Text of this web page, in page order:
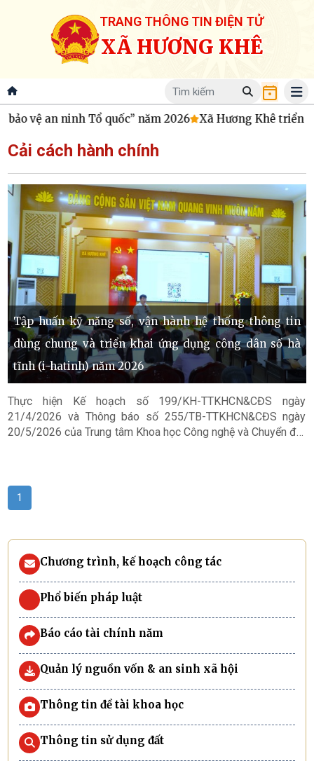
TRANG THÔNG TIN ĐIỆN TỬ
XÃ HƯƠNG KHÊ
vệ an ninh Tổ quốc” năm 2026 Xã Hương Khê triển
Cải cách hành chính
Tập huấn kỹ năng số, vận hành hệ thống thông tin
dùng chung và triển khai ứng dụng công dân số hà
tĩnh (i-hatinh) năm 2026
Thực hiện Kế hoạch số 199/KH-TTKHCN&CĐS ngày
21/4/2026 và Thông báo số 255/TB-TTKHCN&CĐS ngày
20/5/2026 của Trung tâm Khoa học Công nghệ và Chuyển đổi
trường cho cán bộ cấp xã năm 2026.
1
Chương trình, kế hoạch công tác
Phổ biến pháp luật
Báo cáo tài chính năm
Quản lý nguồn vốn & an sinh xã hội
Thông tin đề tài khoa học
Thông tin sử dụng đất